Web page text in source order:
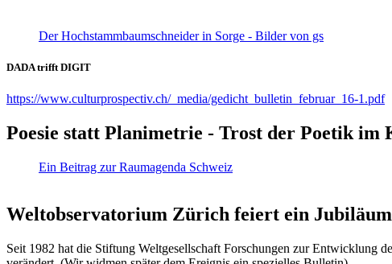
Der Hochstammbaumschneider in Sorge - Bilder von gs
DADA trifft DIGIT
https://www.culturprospectiv.ch/_media/gedicht_bulletin_februar_16-1.pdf
Poesie statt Planimetrie - Trost der Poetik im
Ein Beitrag zur Raumagenda Schweiz
Weltobservatorium Zürich feiert ein Jubiläum
Seit 1982 hat die Stiftung Weltgesellschaft Forschungen zur Entwicklung